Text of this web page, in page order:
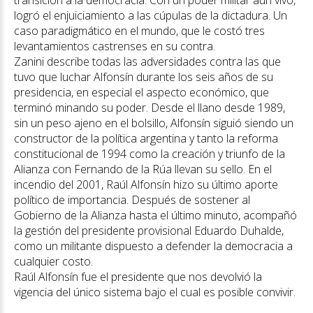
logró el enjuiciamiento a las cúpulas de la dictadura. Un
caso paradigmático en el mundo, que le costó tres
levantamientos castrenses en su contra.
Zanini describe todas las adversidades contra las que
tuvo que luchar Alfonsín durante los seis años de su
presidencia, en especial el aspecto económico, que
terminó minando su poder. Desde el llano desde 1989,
sin un peso ajeno en el bolsillo, Alfonsín siguió siendo un
constructor de la política argentina y tanto la reforma
constitucional de 1994 como la creación y triunfo de la
Alianza con Fernando de la Rúa llevan su sello. En el
incendio del 2001, Raúl Alfonsín hizo su último aporte
político de importancia. Después de sostener al
Gobierno de la Alianza hasta el último minuto, acompañó
la gestión del presidente provisional Eduardo Duhalde,
como un militante dispuesto a defender la democracia a
cualquier costo.
Raúl Alfonsín fue el presidente que nos devolvió la
vigencia del único sistema bajo el cual es posible convivir.